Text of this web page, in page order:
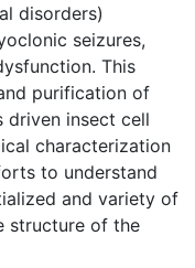
disorders)
seizures,
This
purification of
driven insect cell
characterization
to understand
and variety of
structure of the